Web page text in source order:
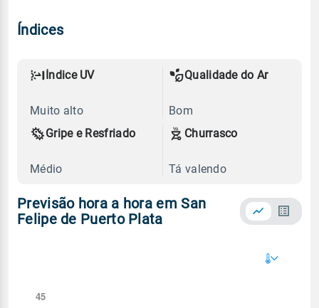
Índices
Índice UV
Muito alto
Qualidade do Ar
Bom
Gripe e Resfriado
Médio
Churrasco
Tá valendo
Previsão hora a hora em San
Felipe de Puerto Plata